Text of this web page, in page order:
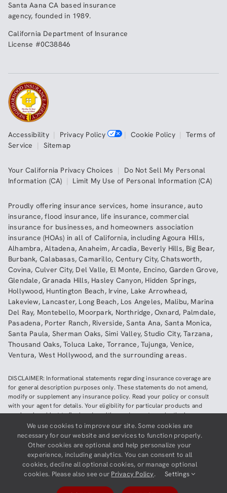
Santa Aana CA based insurance
agency, founded in 1989.
California Department of Insurance
License #0C38846
Accessibility| Privacy Policy | Cookie Policy| Terms of
Service | Sitemap
Your California Privacy Choices | Do Not Sell My Personal
Information (CA) | Limit My Use of Personal Information (CA)
Proudly offering insurance services, home insurance,auto
insurance,flood insurance, life insurance,commercial
insurance for businesses, and homeowners association
insurance (HOAs) in all of California, includingAgoura Hills,
Alhambra,Altadena,Anaheim,Arcadia, Beverly Hills, Big Bear,
Burbank, Calabasas,Camarillo, Century City,Chatsworth,
Covina, Culver City, Del Valle, El Monte, Encino, Garden Grove,
Glendale,Granada Hills, Hasley Canyon, Hidden Springs,
Hollywood, Huntington Beach, Irvine, Lake Arrowhead,
Lakeview, Lancaster, Long Beach, Los Angeles, Malibu, Marina
Del Ray, Montebello, Moorpark, Northridge,Oxnard, Palmdale,
Pasadena, Porter Ranch, Riverside,Santa Ana, Santa Monica,
Santa Paula, Sherman Oaks, Simi Valley,Studio City,Tarzana,
Thousand Oaks,Toluca Lake, Torrance, Tujunga, Venice,
Ventura, West Hollywood,and the surrounding areas.
DISCLAIMER: Informational statements regarding insurance coverage are
for general description purposes only. These statements do not amend,
modify or supplement any insurance policy. Read your policy or consult
with your agent for details. Your eligibility for particular products and
services is subject to final underwriting and acceptance by the insurance
company providing such products or services. This website does not make
any representations that coverage does or does not exist for any particular
claim or loss, or type of claim or loss, under any policy. Be sure to read the
policy, including all endorsements, or prospectus, if applicable.
Copyright ©2026Neighborhood Insurance Agency | Website hosted by
GravityCerts
We use cookies to improve our site. Some cookies are
necessary for our website and services to function properly.
Other cookies are optional and help personalize your
experience, including analytics. You can consent to all
cookies, decline all optional cookies, or manage optional
cookies. Please also see our Privacy Policy. Settings